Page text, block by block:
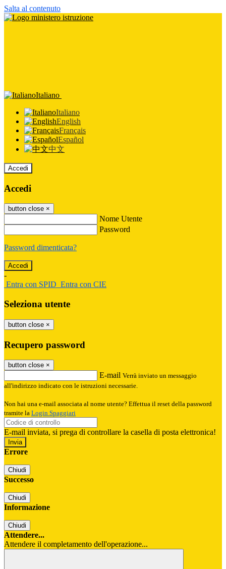
Salta al contenuto
Italiano
Italiano
English
Français
Español
中文
Accedi
Accedi
button close ×
Nome Utente
Password
Password dimenticata?
-
Entra con SPID Entra con CIE
Seleziona utente
button close ×
Recupero password
button close ×
E-mail Verrà inviato un messaggio
all'indirizzo indicato con le istruzioni necessarie.
Non hai una e-mail associata al nome utente? Effettua il reset della password
tramite la Login Spaggiari
E-mail inviata, si prega di controllare la casella di posta elettronica!
Errore
Chiudi
Successo
Chiudi
Informazione
Chiudi
Attendere...
Attendere il completamento dell'operazione...